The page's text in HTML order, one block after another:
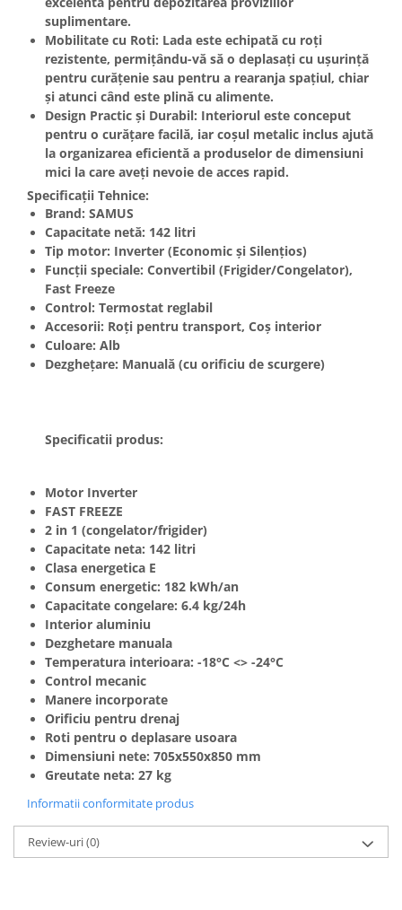
Unelte Gradinarit
Ventilatoare & Sisteme Racire
Aparate de aer conditionat
Ventilatoare
Zootehnie
Foarfeci tuns oi
Incubatoare oua
suplimentare.
Mobilitate cu Roti: Lada este echipată cu roți
rezistente, permițându-vă să o deplasați cu ușurință
pentru curățenie sau pentru a rearanja spațiul, chiar
și atunci când este plină cu alimente.
Design Practic și Durabil: Interiorul este conceput
pentru o curățare facilă, iar coșul metalic inclus ajută
la organizarea eficientă a produselor de dimensiuni
mici la care aveți nevoie de acces rapid.
Specificații Tehnice:
Brand: SAMUS
Capacitate netă: 142 litri
Tip motor: Inverter (Economic și Silențios)
Funcții speciale: Convertibil (Frigider/Congelator),
Fast Freeze
Control: Termostat reglabil
Accesorii: Roți pentru transport, Coș interior
Culoare: Alb
Dezghețare: Manuală (cu orificiu de scurgere)
Specificatii produs:
Motor Inverter
FAST FREEZE
2 in 1 (congelator/frigider)
Capacitate neta: 142 litri
Clasa energetica E
Consum energetic: 182 kWh/an
Capacitate congelare: 6.4 kg/24h
Interior aluminiu
Dezghetare manuala
Temperatura interioara: -18°C <> -24°C
Control mecanic
Manere incorporate
Orificiu pentru drenaj
Roti pentru o deplasare usoara
Dimensiuni nete: 705x550x850 mm
Greutate neta: 27 kg
Informatii conformitate produs
Review-uri(0)